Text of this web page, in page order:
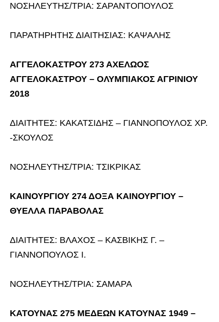
ΝΟΣΗΛΕΥΤΗΣ/ΤΡΙΑ: ΣΑΡΑΝΤΟΠΟΥΛΟΣ
ΠΑΡΑΤΗΡΗΤΗΣ ΔΙΑΙΤΗΣΙΑΣ: ΚΑΨΑΛΗΣ
ΑΓΓΕΛΟΚΑΣΤΡΟΥ 273 ΑΧΕΛΩΟΣ
ΑΓΓΕΛΟΚΑΣΤΡΟΥ – ΟΛΥΜΠΙΑΚΟΣ ΑΓΡΙΝΙΟΥ
2018
ΔΙΑΙΤΗΤΕΣ: ΚΑΚΑΤΣΙΔΗΣ – ΓΙΑΝΝΟΠΟΥΛΟΣ ΧΡ.
-ΣΚΟΥΛΟΣ
ΝΟΣΗΛΕΥΤΗΣ/ΤΡΙΑ: ΤΣΙΚΡΙΚΑΣ
ΚΑΙΝΟΥΡΓΙΟΥ 274 ΔΟΞΑ ΚΑΙΝΟΥΡΓΙΟΥ –
ΘΥΕΛΛΑ ΠΑΡΑΒΟΛΑΣ
ΔΙΑΙΤΗΤΕΣ: ΒΛΑΧΟΣ – ΚΑΣΒΙΚΗΣ Γ. –
ΓΙΑΝΝΟΠΟΥΛΟΣ Ι.
ΝΟΣΗΛΕΥΤΗΣ/ΤΡΙΑ: ΣΑΜΑΡΑ
ΚΑΤΟΥΝΑΣ 275 ΜΕΔΕΩΝ ΚΑΤΟΥΝΑΣ 1949 –